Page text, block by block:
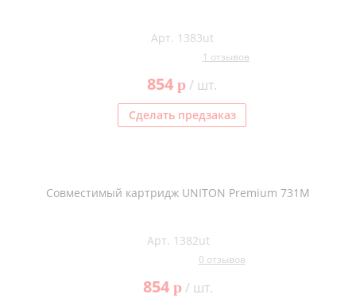
Арт. 1383ut
1 отзывов
854 p/ шт.
Сделать предзаказ
Совместимый картридж UNITON Premium 731M
Арт. 1382ut
0 отзывов
854 p/ шт.